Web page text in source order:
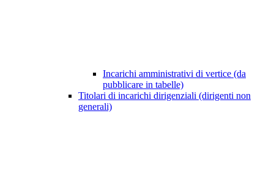
Incarichi amministrativi di vertice (da
pubblicare in tabelle)
Titolari di incarichi dirigenziali (dirigenti non
generali)